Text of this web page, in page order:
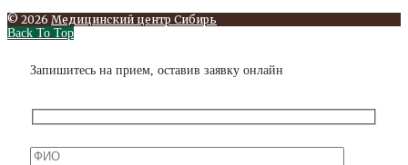
© 2026 Медицинский центр Сибирь
Back To Top
Запишитесь на прием, оставив заявку онлайн